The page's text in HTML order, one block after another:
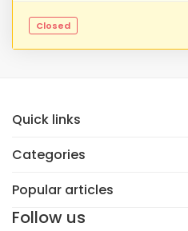
Closed
Quick links
Categories
Popular articles
Follow us